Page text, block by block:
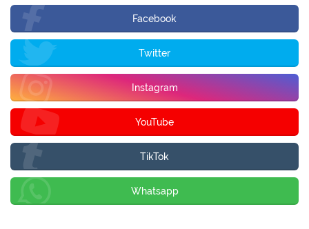
Facebook
Twitter
Instagram
YouTube
TikTok
Whatsapp